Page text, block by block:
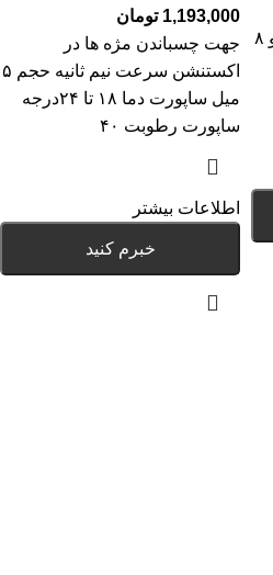
اکستنشنبافت کرمیبا تایم ریموو ۸
1,193,000 تومان
جهت چسباندن مژه ها در
اکستنشن سرعت نیم ثانیه حجم ۵
میل ساپورت دما ۱۸ تا ۲۴درجه
ساپورت رطوبت ۴۰
اطلاعات بیشتر
خبرم کنید